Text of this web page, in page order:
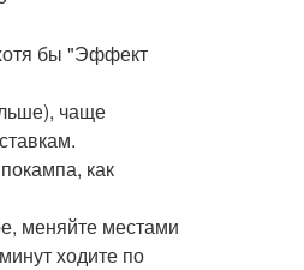
бы "Эффект
чаще
как
меняйте местами
ходите по